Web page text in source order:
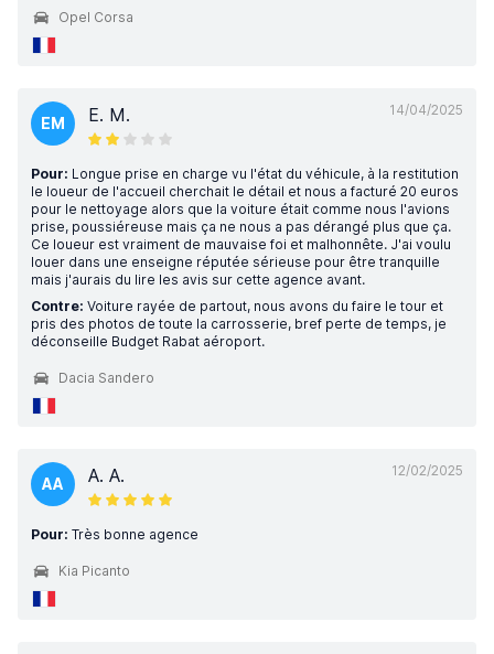
Opel Corsa
14/04/2025
EM E. M.
Pour: Longue prise en charge vu l'état du véhicule, à la restitution
le loueur de l'accueil cherchait le détail et nous a facturé 20 euros
pour le nettoyage alors que la voiture était comme nous l'avions
prise, poussiéreuse mais ça ne nous a pas dérangé plus que ça.
Ce loueur est vraiment de mauvaise foi et malhonnête. J'ai voulu
louer dans une enseigne réputée sérieuse pour être tranquille
mais j'aurais du lire les avis sur cette agence avant.
Contre: Voiture rayée de partout, nous avons du faire le tour et
pris des photos de toute la carrosserie, bref perte de temps, je
déconseille Budget Rabat aéroport.
Dacia Sandero
12/02/2025
AA A. A.
Pour: Très bonne agence
Kia Picanto